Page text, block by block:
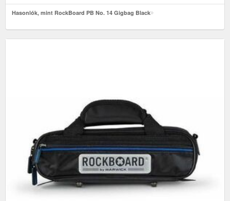
Hasonlók, mint RockBoard PB No. 14 Gigbag Black